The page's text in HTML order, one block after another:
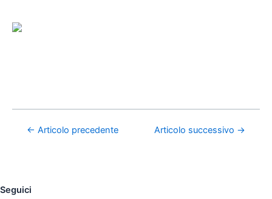
← Articolo precedente Articolo successivo →
Seguici